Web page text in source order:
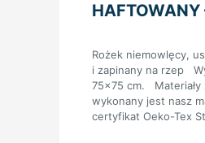
HAFTOWANY
Rożek niemowlęcy,
i zapinany na rzep
75×75 cm. Materiały
wykonany jest nasz
certyfikat Oeko-Tex